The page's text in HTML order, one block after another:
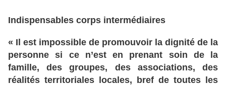
Indispensables corps intermédiaires
« Il est impossible de promouvoir la dignité de la
personne si ce n’est en prenant soin de la
famille, des groupes, des associations, des
réalités territoriales locales, bref de toutes les